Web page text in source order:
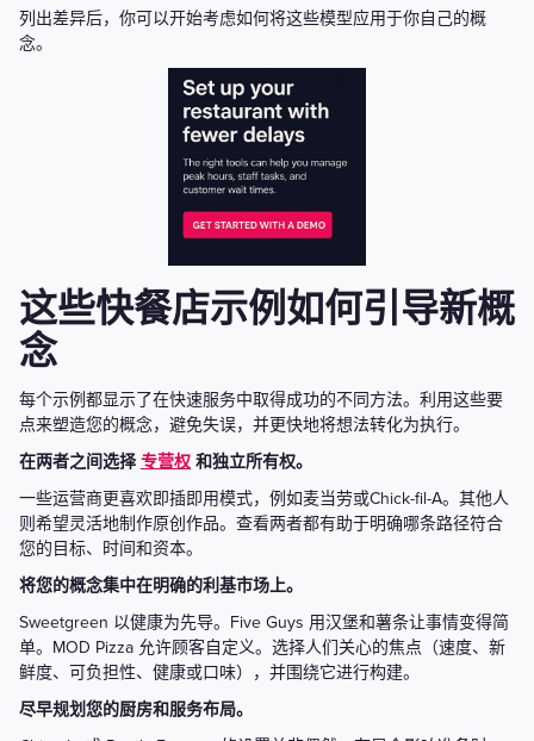
列出差异后，你可以开始考虑如何将这些模型应用于你自己的概
念。
这些快餐店示例如何引导新概
念
每个示例都显示了在快速服务中取得成功的不同方法。利用这些要
点来塑造您的概念，避免失误，并更快地将想法转化为执行。
在两者之间选择专营权 和独立所有权。
一些运营商更喜欢即插即用模式，例如麦当劳或Chick-fil-A。其他人
则希望灵活地制作原创作品。查看两者都有助于明确哪条路径符合
您的目标、时间和资本。
将您的概念集中在明确的利基市场上。
Sweetgreen 以健康为先导。Five Guys 用汉堡和薯条让事情变得简
单。MOD Pizza 允许顾客自定义。选择人们关心的焦点（速度、新
鲜度、可负担性、健康或口味），并围绕它进行构建。
尽早规划您的厨房和服务布局。